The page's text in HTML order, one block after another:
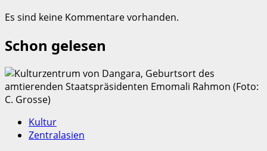
Es sind keine Kommentare vorhanden.
Schon gelesen
Kultur
Zentralasien